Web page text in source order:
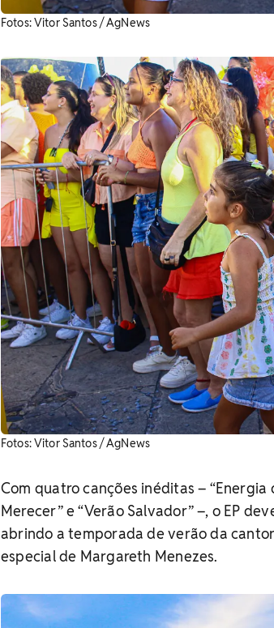
Fotos: Vitor Santos / AgNews
Fotos: Vitor Santos / AgNews
Com quatro canções inéditas – “Energia
Merecer” e “Verão Salvador” –, o EP
abrindo a temporada de verão da
especial de Margareth Menezes.